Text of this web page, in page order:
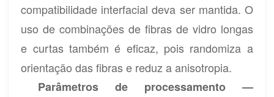
compatibilidade interfacial deva ser mantida. O
uso de combinações de fibras de vidro longas
e curtas também é eficaz, pois randomiza a
orientação das fibras e reduz a anisotropia.
Parâmetros de processamento —